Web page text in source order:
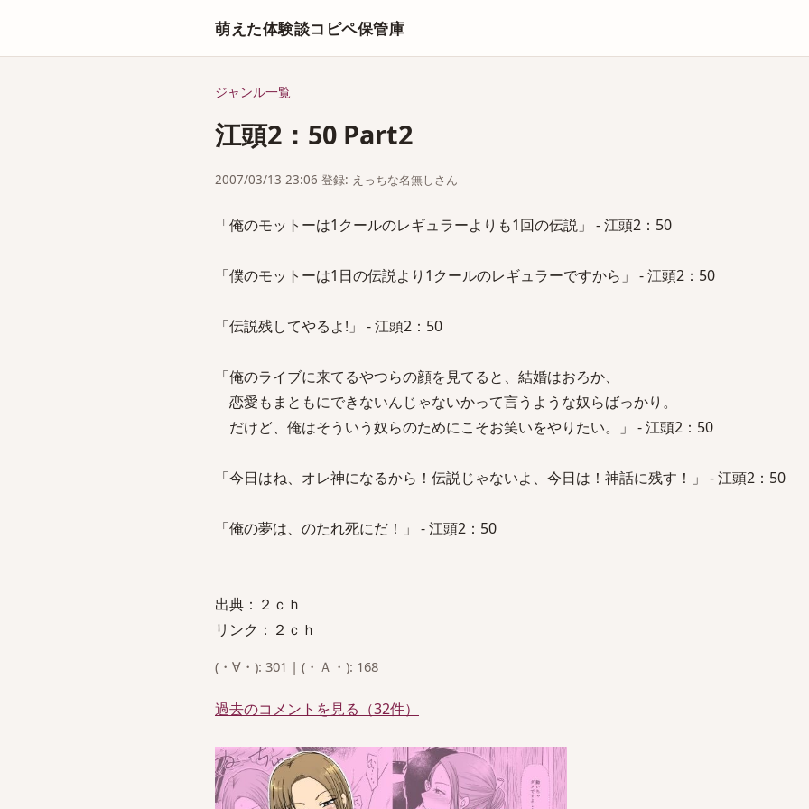
萌えた体験談コピペ保管庫
ジャンル一覧
江頭2：50 Part2
2007/03/13 23:06 登録: えっちな名無しさん
「俺のモットーは1クールのレギュラーよりも1回の伝説」 - 江頭2：50
「僕のモットーは1日の伝説より1クールのレギュラーですから」 - 江頭2：50
「伝説残してやるよ!」 - 江頭2：50
「俺のライブに来てるやつらの顔を見てると、結婚はおろか、
恋愛もまともにできないんじゃないかって言うような奴らばっかり。
だけど、俺はそういう奴らのためにこそお笑いをやりたい。」 - 江頭2：50
「今日はね、オレ神になるから！伝説じゃないよ、今日は！神話に残す！」 - 江頭2：50
「俺の夢は、のたれ死にだ！」 - 江頭2：50
出典：２ｃｈ
リンク：２ｃｈ
(・∀・): 301 | (・Ａ・): 168
過去のコメントを見る（32件）